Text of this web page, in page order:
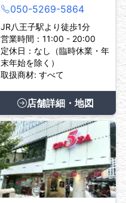
050-5269-5864
JR八王子駅より徒歩1分
営業時間：11:00 - 20:00
定休日：なし（臨時休業・年
末年始を除く）
取扱商材: すべて
店舗詳細・地図